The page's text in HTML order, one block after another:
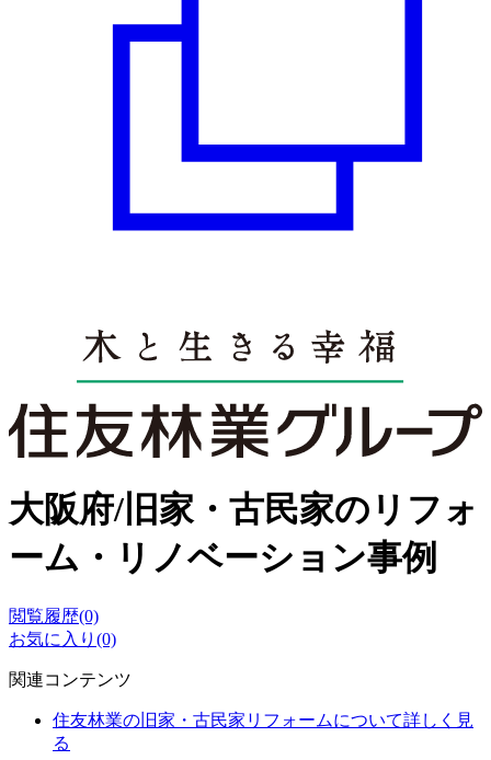
大阪府/旧家・古民家のリフォ
ーム・リノベーション事例
閲覧履歴(0)
お気に入り(0)
関連コンテンツ
住友林業の旧家・古民家リフォームについて詳しく見
る